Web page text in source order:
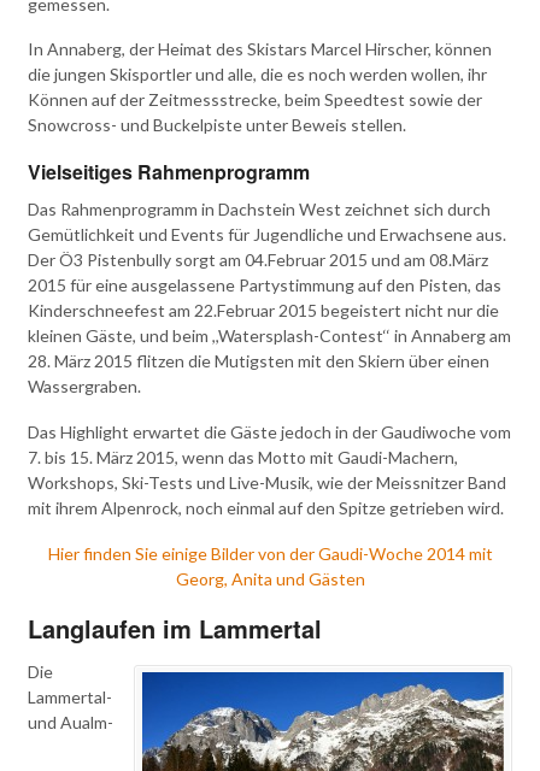
In Annaberg, der Heimat des Skistars Marcel Hirscher, können
die jungen Skisportler und alle, die es noch werden wollen, ihr
Können auf der Zeitmessstrecke, beim Speedtest sowie der
Snowcross- und Buckelpiste unter Beweis stellen.
Vielseitiges Rahmenprogramm
Das Rahmenprogramm in Dachstein West zeichnet sich durch
Gemütlichkeit und Events für Jugendliche und Erwachsene aus.
Der Ö3 Pistenbully sorgt am 04.Februar 2015 und am 08.März
2015 für eine ausgelassene Partystimmung auf den Pisten, das
Kinderschneefest am 22.Februar 2015 begeistert nicht nur die
kleinen Gäste, und beim ,,Watersplash-Contest‘‘ in Annaberg am
28. März 2015 flitzen die Mutigsten mit den Skiern über einen
Wassergraben.
Das Highlight erwartet die Gäste jedoch in der Gaudiwoche vom
7. bis 15. März 2015, wenn das Motto mit Gaudi-Machern,
Workshops, Ski-Tests und Live-Musik, wie der Meissnitzer Band
mit ihrem Alpenrock, noch einmal auf den Spitze getrieben wird.
Hier finden Sie einige Bilder von der Gaudi-Woche 2014 mit
Georg, Anita und Gästen
Langlaufen im Lammertal
Die
Lammertal-
und Aualm-